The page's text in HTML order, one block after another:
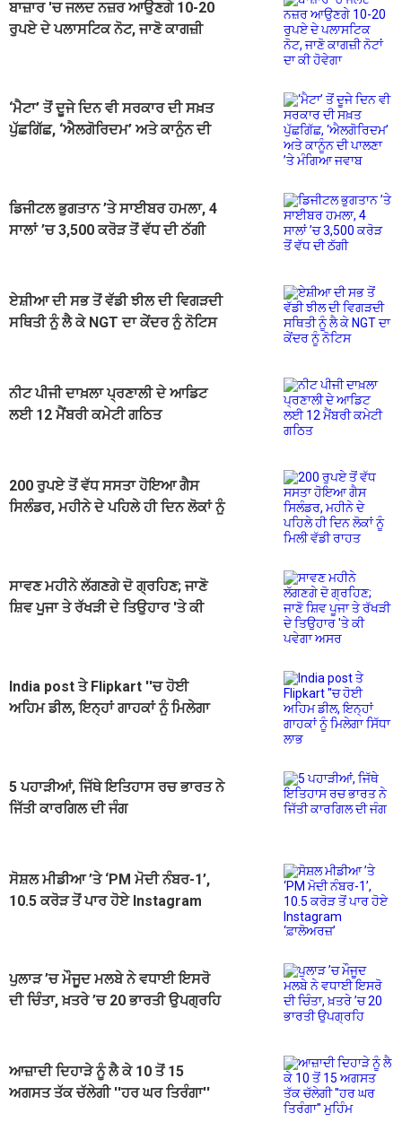
ਬਾਜ਼ਾਰ 'ਚ ਜਲਦ ਨਜ਼ਰ ਆਉਣਗੇ 10-20
ਰੁਪਏ ਦੇ ਪਲਾਸਟਿਕ ਨੋਟ, ਜਾਣੋ ਕਾਗਜ਼ੀ
‘ਮੈਟਾ’ ਤੋਂ ਦੂਜੇ ਦਿਨ ਵੀ ਸਰਕਾਰ ਦੀ ਸਖ਼ਤ
ਪੁੱਛਗਿੱਛ, ‘ਐਲਗੋਰਿਦਮ’ ਅਤੇ ਕਾਨੂੰਨ ਦੀ
ਡਿਜੀਟਲ ਭੁਗਤਾਨ ’ਤੇ ਸਾਈਬਰ ਹਮਲਾ, 4
ਸਾਲਾਂ ’ਚ 3,500 ਕਰੋੜ ਤੋਂ ਵੱਧ ਦੀ ਠੱਗੀ
ਏਸ਼ੀਆ ਦੀ ਸਭ ਤੋਂ ਵੱਡੀ ਝੀਲ ਦੀ ਵਿਗੜਦੀ
ਸਥਿਤੀ ਨੂੰ ਲੈ ਕੇ NGT ਦਾ ਕੇਂਦਰ ਨੂੰ ਨੋਟਿਸ
ਨੀਟ ਪੀਜੀ ਦਾਖ਼ਲਾ ਪ੍ਰਣਾਲੀ ਦੇ ਆਡਿਟ
ਲਈ 12 ਮੈਂਬਰੀ ਕਮੇਟੀ ਗਠਿਤ
200 ਰੁਪਏ ਤੋਂ ਵੱਧ ਸਸਤਾ ਹੋਇਆ ਗੈਸ
ਸਿਲੰਡਰ, ਮਹੀਨੇ ਦੇ ਪਹਿਲੇ ਹੀ ਦਿਨ ਲੋਕਾਂ ਨੂੰ
ਸਾਵਣ ਮਹੀਨੇ ਲੱਗਣਗੇ ਦੋ ਗ੍ਰਹਿਣ; ਜਾਣੋ
ਸ਼ਿਵ ਪੂਜਾ ਤੇ ਰੱਖੜੀ ਦੇ ਤਿਉਹਾਰ 'ਤੇ ਕੀ
India post ਤੇ Flipkart ''ਚ ਹੋਈ
ਅਹਿਮ ਡੀਲ, ਇਨ੍ਹਾਂ ਗਾਹਕਾਂ ਨੂੰ ਮਿਲੇਗਾ
5 ਪਹਾੜੀਆਂ, ਜਿੱਥੇ ਇਤਿਹਾਸ ਰਚ ਭਾਰਤ ਨੇ
ਜਿੱਤੀ ਕਾਰਗਿਲ ਦੀ ਜੰਗ
ਸੋਸ਼ਲ ਮੀਡੀਆ ’ਤੇ ‘PM ਮੋਦੀ ਨੰਬਰ-1’,
10.5 ਕਰੋੜ ਤੋਂ ਪਾਰ ਹੋਏ Instagram
ਪੁਲਾੜ ’ਚ ਮੌਜੂਦ ਮਲਬੇ ਨੇ ਵਧਾਈ ਇਸਰੋ
ਦੀ ਚਿੰਤਾ, ਖ਼ਤਰੇ ’ਚ 20 ਭਾਰਤੀ ਉਪਗ੍ਰਹਿ
ਆਜ਼ਾਦੀ ਦਿਹਾੜੇ ਨੂੰ ਲੈ ਕੇ 10 ਤੋਂ 15
ਅਗਸਤ ਤੱਕ ਚੱਲੇਗੀ ''ਹਰ ਘਰ ਤਿਰੰਗਾ''